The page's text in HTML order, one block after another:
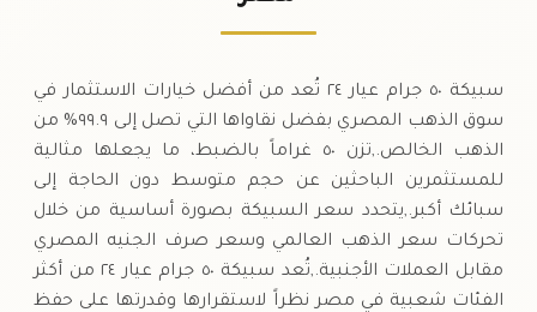
سبيكة ٥٠ جرام عيار ٢٤ تُعد من أفضل خيارات الاستثمار في
سوق الذهب المصري بفضل نقاواها التي تصل إلى ٩٩.٩% من
الذهب الخالص.,تزن ٥٠ غراماً بالضبط، ما يجعلها مثالية
للمستثمرين الباحثين عن حجم متوسط دون الحاجة إلى
سبائك أكبر.,يتحدد سعر السبيكة بصورة أساسية من خلال
تحركات سعر الذهب العالمي وسعر صرف الجنيه المصري
مقابل العملات الأجنبية.,تُعد سبيكة ٥٠ جرام عيار ٢٤ من أكثر
الفئات شعبية في مصر نظراً لاستقرارها وقدرتها على حفظ